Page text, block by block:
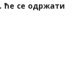
ће се одржати